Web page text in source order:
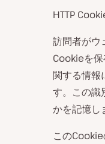
HTTP
訪問者がウ
Cookieを
関する情報
す。この識
かを記憶し
この